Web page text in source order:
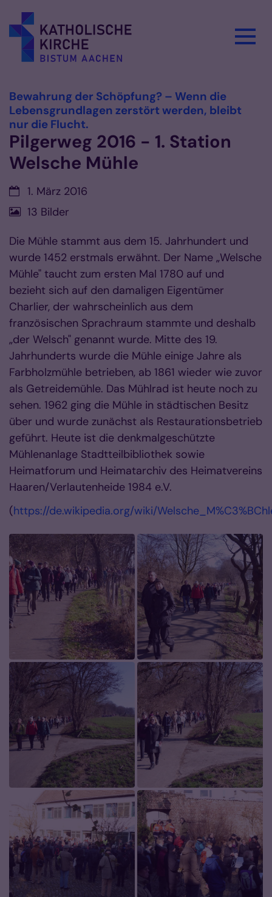
Bewahrung der Schöpfung? – Wenn die
Lebensgrundlagen zerstört werden, bleibt
nur die Flucht.
Pilgerweg 2016 - 1. Station
Welsche Mühle
Datum:1. März 2016
13 Bilder
Die Mühle stammt aus dem 15. Jahrhundert und
wurde 1452 erstmals erwähnt. Der Name „Welsche
Mühle" taucht zum ersten Mal 1780 auf und
bezieht sich auf den damaligen Eigentümer
Charlier, der wahrscheinlich aus dem
französischen Sprachraum stammte und deshalb
„der Welsch" genannt wurde. Mitte des 19.
Jahrhunderts wurde die Mühle einige Jahre als
Farbholzmühle betrieben, ab 1861 wieder wie zuvor
als Getreidemühle. Das Mühlrad ist heute noch zu
sehen. 1962 ging die Mühle in städtischen Besitz
über und wurde zunächst als Restaurationsbetrieb
geführt. Heute ist die denkmalgeschützte
Mühlenanlage Stadtteilbibliothek sowie
Heimatforum und Heimatarchiv des Heimatvereins
Haaren/Verlautenheide 1984 e.V.
(https://de.wikipedia.org/wiki/